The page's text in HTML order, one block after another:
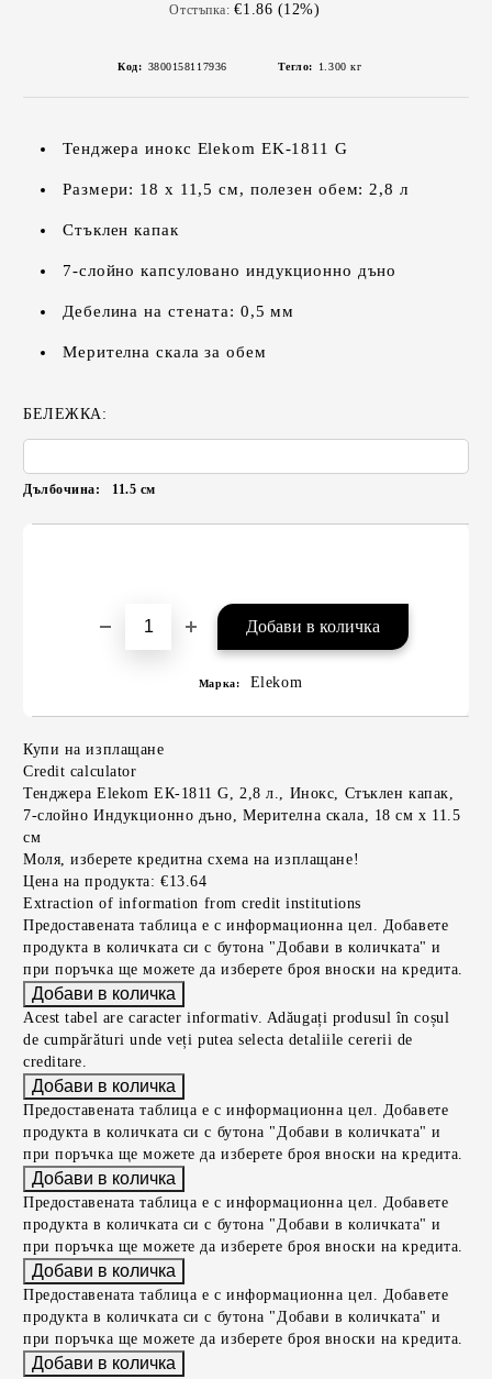
Отстъпка: €1.86 (12%)
Код: 3800158117936 Тегло: 1.300 кг
Тенджера инокс Elekom EK-1811 G
Размери: 18 х 11,5 см, полезен обем: 2,8 л
Стъклен капак
7-слойно капсуловано индукционно дъно
Дебелина на стената: 0,5 мм
Мерителна скала за обем
БЕЛЕЖКА:
Дълбочина: 11.5 см
Марка: Elekom
Купи на изплащане
Credit calculator
Тенджера Elekom ЕК-1811 G, 2,8 л., Инокс, Стъклен капак,
7-слойно Индукционно дъно, Мерителна скала, 18 см x 11.5
см
Моля, изберете кредитна схема на изплащане!
Цена на продукта: €13.64
Extraction of information from credit institutions
Предоставената таблица е с информационна цел. Добавете
продукта в количката си с бутона "Добави в количката" и
при поръчка ще можете да изберете броя вноски на кредита.
Acest tabel are caracter informativ. Adăugați produsul în coșul
de cumpărături unde veți putea selecta detaliile cererii de
creditare.
Предоставената таблица е с информационна цел. Добавете
продукта в количката си с бутона "Добави в количката" и
при поръчка ще можете да изберете броя вноски на кредита.
Предоставената таблица е с информационна цел. Добавете
продукта в количката си с бутона "Добави в количката" и
при поръчка ще можете да изберете броя вноски на кредита.
Предоставената таблица е с информационна цел. Добавете
продукта в количката си с бутона "Добави в количката" и
при поръчка ще можете да изберете броя вноски на кредита.